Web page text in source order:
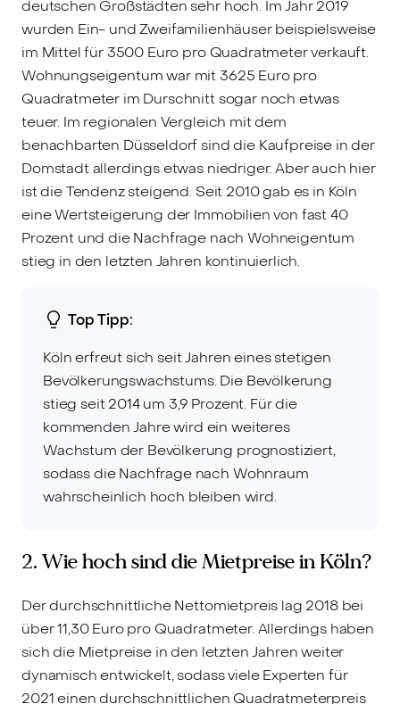
deutschen Großstädten sehr hoch. Im Jahr 2019
wurden Ein- und Zweifamilienhäuser beispielsweise
im Mittel für 3500 Euro pro Quadratmeter verkauft.
Wohnungseigentum war mit 3625 Euro pro
Quadratmeter im Durschnitt sogar noch etwas
teuer. Im regionalen Vergleich mit dem
benachbarten Düsseldorf sind die Kaufpreise in der
Domstadt allerdings etwas niedriger. Aber auch hier
ist die Tendenz steigend. Seit 2010 gab es in Köln
eine Wertsteigerung der Immobilien von fast 40
Prozent und die Nachfrage nach Wohneigentum
stieg in den letzten Jahren kontinuierlich.
Top Tipp:
Köln erfreut sich seit Jahren eines stetigen
Bevölkerungswachstums. Die Bevölkerung
stieg seit 2014 um 3,9 Prozent. Für die
kommenden Jahre wird ein weiteres
Wachstum der Bevölkerung prognostiziert,
sodass die Nachfrage nach Wohnraum
wahrscheinlich hoch bleiben wird.
2. Wie hoch sind die Mietpreise in Köln?
Der durchschnittliche Nettomietpreis lag 2018 bei
über 11,30 Euro pro Quadratmeter. Allerdings haben
sich die Mietpreise in den letzten Jahren weiter
dynamisch entwickelt, sodass viele Experten für
2021 einen durchschnittlichen Quadratmeterpreis